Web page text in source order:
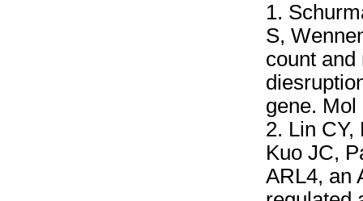
1.
S,
count
gene.
2. Lin CY,
Kuo JC,
ARL4, an